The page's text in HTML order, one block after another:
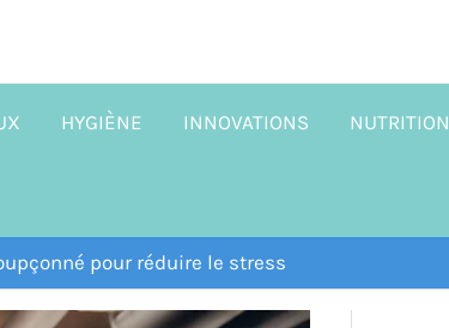
HYGIÈNE INNOVATIONS NUTRITION
pour réduire le stress